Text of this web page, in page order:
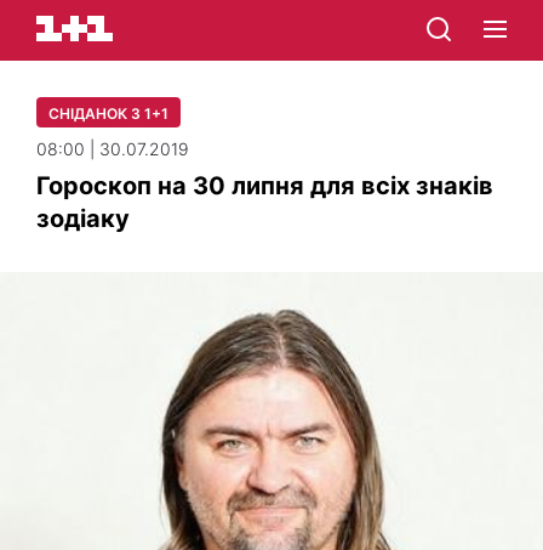
СНІДАНОК З 1+1
08:00 | 30.07.2019
Гороскоп на 30 липня для всіх знаків
зодіаку